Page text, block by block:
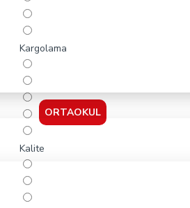
ORTAOKUL
Kargolama
Kalite